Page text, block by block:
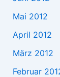
Mai 2012
April 2012
März 2012
Februar